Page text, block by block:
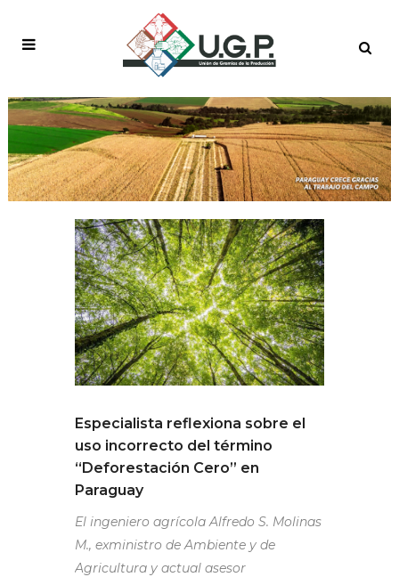
Especialista reflexiona sobre el
uso incorrecto del término
“Deforestación Cero” en
Paraguay
El ingeniero agrícola Alfredo S. Molinas
M., exministro de Ambiente y de
Agricultura y actual asesor